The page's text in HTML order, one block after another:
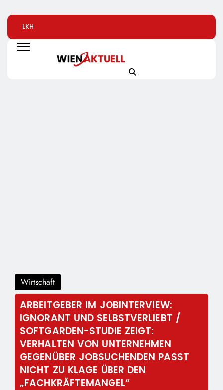
LKH
Krankenversicherung
Dreifach
Ausgezeichnet
Pizzeria: Gustavo
Innovationsprojekt
„Gustavomat“ An Den
Insolvenzen Sind
Wirtschaft
ARBEITGEBER IM JOBINTERVIEW:
IGNORANT UND SELBSTVERLIEBT /
SOFTGARDEN-STUDIE ZEIGT:
VERHALTEN VON UNTERNEHMEN
GEGENÜBER JOBSUCHENDEN PASST
NICHT ZU KLAGE ÜBER DEN
„FACHKRÄFTEMANGEL“